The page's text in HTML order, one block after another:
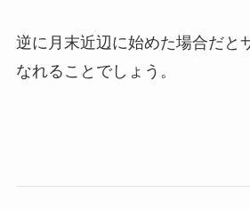
逆に月末近辺に始めた場合だと
なれることでしょう。